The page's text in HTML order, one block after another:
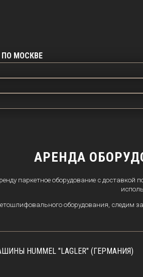
МОСКВЕ
АРЕНДА
паркетное оборудование с
оборудования, следим
HUMMEL "LAGLER" (ГЕРМАНИЯ)